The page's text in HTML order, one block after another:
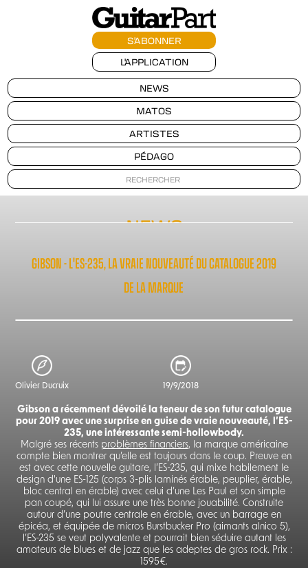
S'ABONNER
L'APPLICATION
NEWS
MATOS
ARTISTES
PÉDAGO
NEWS
GIBSON - L'ES-235, LA VRAIE NOUVEAUTÉ DU CATALOGUE 2019
DE LA MARQUE
Olivier Ducruix 19/9/2018
Gibson a récemment dévoilé la teneur de son futur catalogue
pour 2019 avec une surprise en guise de vraie nouveauté, l’ES-
235, une intéressante semi-hollowbody.
Malgré ses récents problèmes financiers, la marque américaine
compte bien montrer qu’elle est toujours dans le coup. Preuve en
est avec cette nouvelle guitare, l’ES-235, qui mixe habilement le
design d'une ES-125 (corps 3-plis laminés érable, peuplier, érable,
bloc central en érable) avec celui d’une Les Paul et son simple
pan coupé, qui lui assure une très bonne jouabilité. Construite
autour d’une poutre centrale en érable, avec un barrage en
épicéa, et équipée de micros Burstbucker Pro (aimants alnico 5),
l’ES-235 se veut polyvalente et pourrait bien séduire autant les
amateurs de blues et de jazz que les adeptes de gros rock. Prix :
1595€.